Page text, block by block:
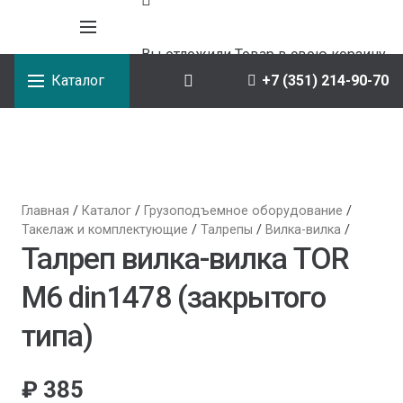
Вы отложилиТоварв свою корзину.
Каталог
+7 (351) 214-90-70
Главная / Каталог / Грузоподъемное оборудование /
Такелаж и комплектующие / Талрепы / Вилка-вилка /
Талреп вилка-вилка TOR
М6 din1478 (закрытого
типа)
₽ 385